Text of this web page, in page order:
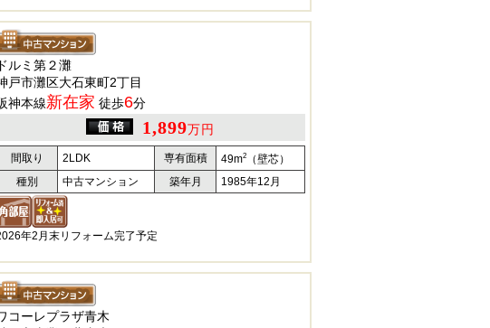
ドルミ第２灘
戸市灘区大石東町2丁目
神本線新在家 徒歩6分
1,899万円
間取り 2LDK 専有面積 49m2
（壁芯）
種別
中古マンション 築年月 1985年12月
年2月末リフォーム完了予定
コーレプラザ青木